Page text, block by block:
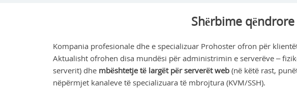
Shërbime
Kompania profesionale dhe e specializuar Prohoster ofron për
Aktualisht ofrohen disa mundësi për administrimin e serverëve –
serverit) dhe mbështetje të largët për serverët web (në këtë rast,
nëpërmjet kanaleve të specializuara të mbrojtura (KVM/SSH).